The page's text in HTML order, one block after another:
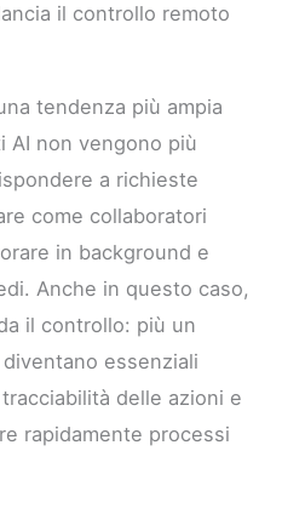
il controllo remoto
tendenza più ampia
AI non vengono più
a richieste
come collaboratori
in background e
Anche in questo caso,
il controllo: più un
essenziali
delle azioni e
rapidamente processi